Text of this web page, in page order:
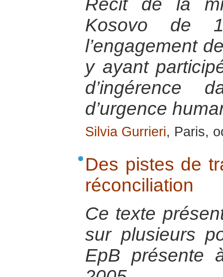
Récit de la
Kosovo de
l’engagement
y ayant
d’ingérence
d’urgence
Silvia Gurrieri, Paris,
Des pistes de
réconciliation
Ce texte
sur plusieurs
EpB présente